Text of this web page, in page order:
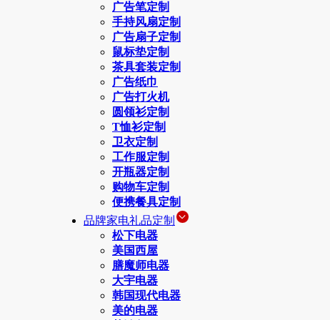
广告笔定制
手持风扇定制
广告扇子定制
鼠标垫定制
茶具套装定制
广告纸巾
广告打火机
圆领衫定制
T恤衫定制
卫衣定制
工作服定制
开瓶器定制
购物车定制
便携餐具定制
品牌家电礼品定制
松下电器
美国西屋
膳魔师电器
大宇电器
韩国现代电器
美的电器